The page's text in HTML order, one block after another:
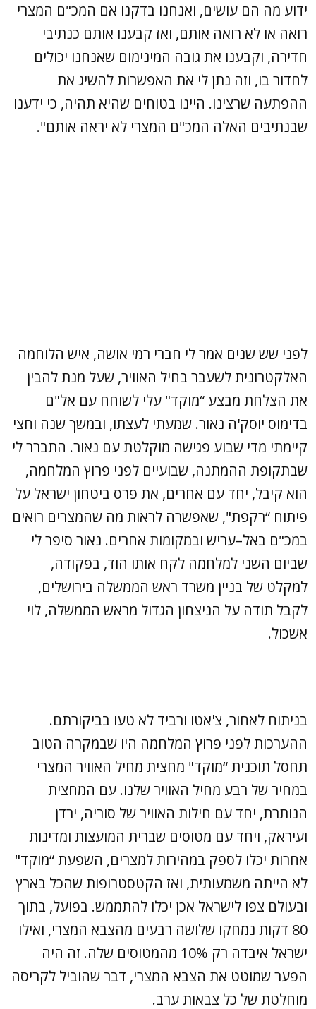
ידוע מה הם עושים, ואנחנו בדקנו אם המכ"ם המצרי
רואה או לא רואה אותם, ואז קבענו אותם כנתיבי
חדירה, וקבענו את גובה המינימום שאנחנו יכולים
לחדור בו, וזה נתן לי את האפשרות להשיג את
ההפתעה שרצינו. היינו בטוחים שהיא תהיה, כי ידענו
שבנתיבים האלה המכ"ם המצרי לא יראה אותם".
לפני שש שנים אמר לי חברי רמי אושה, איש הלוחמה
האלקטרונית לשעבר בחיל האוויר, שעל מנת להבין
את הצלחת מבצע “מוקד" עלי לשוחח עם אל"ם
בדימוס יוסק'ה נאור. שמעתי לעצתו, ובמשך שנה וחצי
קיימתי מדי שבוע פגישה מוקלטת עם נאור. התברר לי
שבתקופת ההמתנה, שבועיים לפני פרוץ המלחמה,
הוא קיבל, יחד עם אחרים, את פרס ביטחון ישראל על
פיתוח “רקפת", שאפשרה לראות מה שהמצרים רואים
במכ"ם באל–עריש ובמקומות אחרים. נאור סיפר לי
שביום השני למלחמה לקח אותו הוד, בפקודה,
למקלט של בניין משרד ראש הממשלה בירושלים,
לקבל תודה על הניצחון הגדול מראש הממשלה, לוי
אשכול.
בניתוח לאחור, צ'אטו ורביד לא טעו בביקורתם.
ההערכות לפני פרוץ המלחמה היו שבמקרה הטוב
תחסל תוכנית “מוקד" מחצית מחיל האוויר המצרי
במחיר של רבע מחיל האוויר שלנו. עם המחצית
הנותרת, יחד עם חילות האוויר של סוריה, ירדן
ועיראק, ויחד עם מטוסים שברית המועצות ומדינות
אחרות יכלו לספק במהירות למצרים, השפעת “מוקד"
לא הייתה משמעותית, ואז הקטסטרופות שהכל בארץ
ובעולם צפו לישראל אכן יכלו להתממש. בפועל, בתוך
80 דקות נמחקו שלושה רבעים מהצבא המצרי, ואילו
ישראל איבדה רק 10% מהמטוסים שלה. זה היה
הפער שמוטט את הצבא המצרי, דבר שהוביל לקריסה
מוחלטת של כל צבאות ערב.